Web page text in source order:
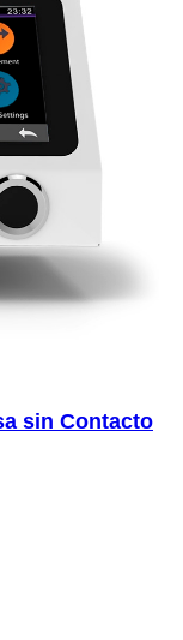
sin Contacto